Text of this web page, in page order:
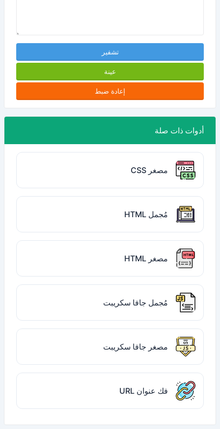
تشفير
عينة
إعادة ضبط
أدوات ذات صلة
مصغر CSS
مُجمل HTML
مصغر HTML
مُجمل جافا سكريبت
مصغر جافا سكريبت
فك عنوان URL